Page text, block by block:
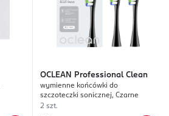
OCLEAN Professional Clean
wymienne końcówki do
szczoteczki sonicznej, Czarne
2 szt.